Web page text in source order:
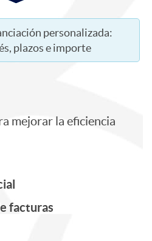
personalizada:
plazos e importe
mejorar la eficiencia
facturas